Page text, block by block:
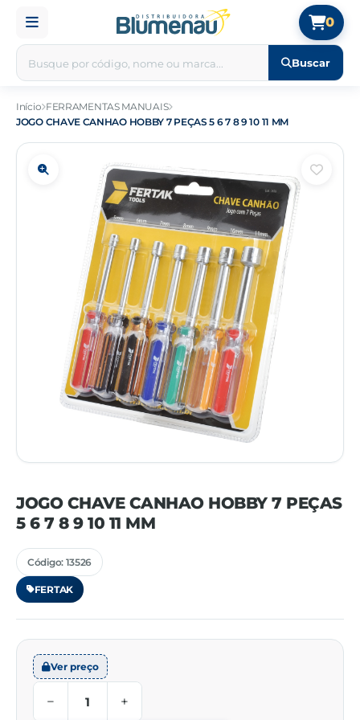
Buscar
0
Início FERRAMENTAS MANUAIS
JOGO CHAVE CANHAO HOBBY 7 PEÇAS 5 6 7 8 9 10 11 MM
JOGO CHAVE CANHAO HOBBY 7 PEÇAS
5 6 7 8 9 10 11 MM
Código: 13526
FERTAK
Ver preço
− +